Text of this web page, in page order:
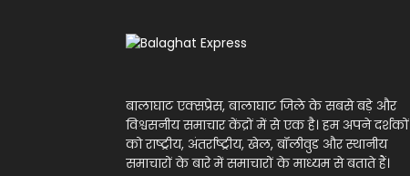
बालाघाट एक्सप्रेस, बालाघाट जिले के सबसे बड़े और
विश्वसनीय समाचार केंद्रों में से एक है। हम अपने दर्शकों
को राष्ट्रीय, अंतर्राष्ट्रीय, खेल, बॉलीवुड और स्थानीय
समाचारों के बारे में समाचारों के माध्यम से बताते हैं।